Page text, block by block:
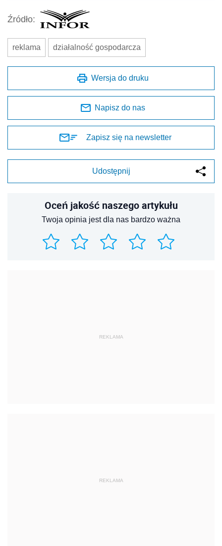
Źródło:
reklama działalność gospodarcza
Wersja do druku
Napisz do nas
Zapisz się na newsletter
Udostępnij
Oceń jakość naszego artykułu
Twoja opinia jest dla nas bardzo ważna
REKLAMA
REKLAMA